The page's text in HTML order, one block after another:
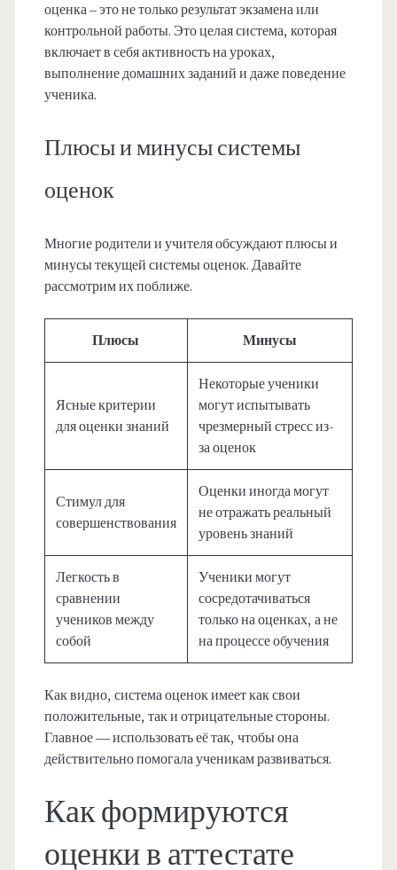
оценка – это не только результат экзамена или
контрольной работы. Это целая система, которая
включает в себя активность на уроках,
выполнение домашних заданий и даже поведение
ученика.
Плюсы и минусы системы
оценок
Многие родители и учителя обсуждают плюсы и
минусы текущей системы оценок. Давайте
рассмотрим их поближе.
Плюсы Минусы
Ясные критерии
для оценки знаний
Некоторые ученики
могут испытывать
чрезмерный стресс из-
за оценок
Стимул для
совершенствования
Оценки иногда могут
не отражать реальный
уровень знаний
Легкость в
сравнении
учеников между
собой
Ученики могут
сосредотачиваться
только на оценках, а не
на процессе обучения
Как видно, система оценок имеет как свои
положительные, так и отрицательные стороны.
Главное — использовать её так, чтобы она
действительно помогала ученикам развиваться.
Как формируются
оценки в аттестате